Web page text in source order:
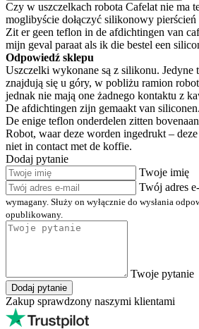
Czy w uszczelkach robota Cafelat nie ma
moglibyście dołączyć silikonowy
Zit er geen teflon in de afdichtingen van
mijn geval paraat als ik die bestel een
Odpowiedź sklepu
Uszczelki wykonane są z silikonu. Jedyne
znajdują się u góry, w pobliżu ramion
jednak nie mają one żadnego kontaktu z
De afdichtingen zijn gemaakt van siliconen.
De enige teflon onderdelen zitten
Robot, waar deze worden ingedrukt –
niet in contact met de koffie.
Dodaj pytanie
Twoje imię
Twój adres
wymagany. Służy on wyłącznie do wysłania
opublikowany.
Twoje pytanie
Dodaj pytanie
Zakup sprawdzony naszymi klientami